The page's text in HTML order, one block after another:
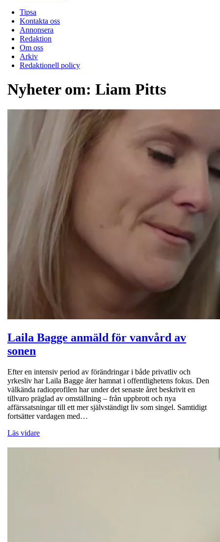
Tipsa
Kontakta oss
Annonsera
Redaktion
Om oss
Arkiv
Redaktionell policy
Nyheter om: Liam Pitts
Laila Bagge anmäld för vanvård av
sonen
Efter en intensiv period av förändringar i både privatliv och
yrkesliv har Laila Bagge åter hamnat i offentlighetens fokus. Den
välkända radioprofilen har under det senaste året beskrivit en
tillvaro präglad av omställning – från uppbrott och nya
affärssatsningar till ett mer självständigt liv som singel. Samtidigt
fortsätter vardagen med…
Läs vidare